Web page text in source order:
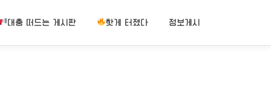
대충 떠드는 게시판 핫게 터졌다 정보게시